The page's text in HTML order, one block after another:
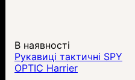
В наявності
Рукавиці тактичні SPY
OPTIC Harrier